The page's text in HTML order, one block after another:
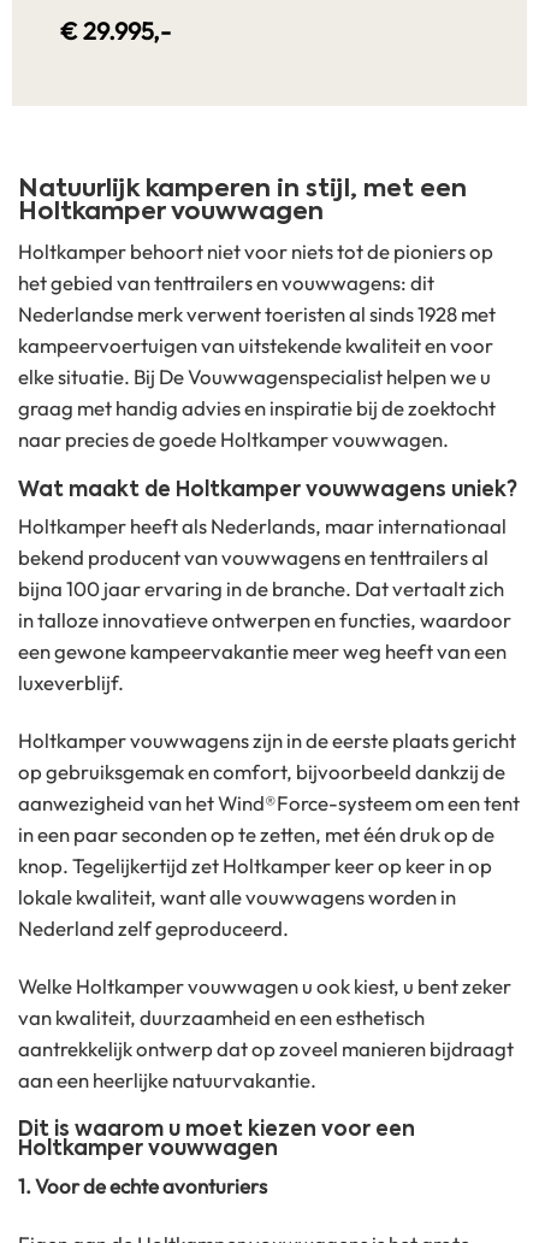
€ 29.995,-
Natuurlijk kamperen in stijl, met een
Holtkamper vouwwagen
Holtkamper behoort niet voor niets tot de pioniers op
het gebied van tenttrailers en vouwwagens: dit
Nederlandse merk verwent toeristen al sinds 1928 met
kampeervoertuigen van uitstekende kwaliteit en voor
elke situatie. Bij De Vouwwagenspecialist helpen we u
graag met handig advies en inspiratie bij de zoektocht
naar precies de goede Holtkamper vouwwagen.
Wat maakt de Holtkamper vouwwagens uniek?
Holtkamper heeft als Nederlands, maar internationaal
bekend producent van vouwwagens en tenttrailers al
bijna 100 jaar ervaring in de branche. Dat vertaalt zich
in talloze innovatieve ontwerpen en functies, waardoor
een gewone kampeervakantie meer weg heeft van een
luxeverblijf.
Holtkamper vouwwagens zijn in de eerste plaats gericht
op gebruiksgemak en comfort, bijvoorbeeld dankzij de
aanwezigheid van het Wind®Force-systeem om een tent
in een paar seconden op te zetten, met één druk op de
knop. Tegelijkertijd zet Holtkamper keer op keer in op
lokale kwaliteit, want alle vouwwagens worden in
Nederland zelf geproduceerd.
Welke Holtkamper vouwwagen u ook kiest, u bent zeker
van kwaliteit, duurzaamheid en een esthetisch
aantrekkelijk ontwerp dat op zoveel manieren bijdraagt
aan een heerlijke natuurvakantie.
Dit is waarom u moet kiezen voor een
Holtkamper vouwwagen
1. Voor de echte avonturiers